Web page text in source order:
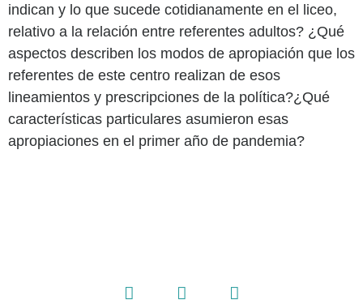
indican y lo que sucede cotidianamente en el liceo,
relativo a la relación entre referentes adultos? ¿Qué
aspectos describen los modos de apropiación que los
referentes de este centro realizan de esos
lineamientos y prescripciones de la política?¿Qué
características particulares asumieron esas
apropiaciones en el primer año de pandemia?